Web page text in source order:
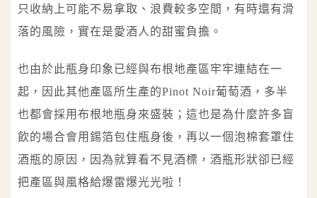
只收納上可能不易拿取、浪費較多空間，有時還有滑
落的風險，實在是愛酒人的甜蜜負擔。
也由於此瓶身印象已經與布根地產區牢牢連結在一
起，因此其他產區所生產的Pinot Noir葡萄酒，多半
也都會採用布根地瓶身來盛裝；這也是為什麼許多盲
飲的場合會用錫箔包住瓶身後，再以一個泡棉套罩住
酒瓶的原因，因為就算看不見酒標，酒瓶形狀卻已經
把產區與風格給爆雷爆光光啦！